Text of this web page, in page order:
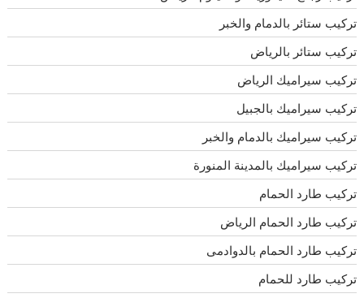
تركيب ستائر بالدمام والخبر
تركيب ستائر بالرياض
تركيب سيراميك الرياض
تركيب سيراميك بالجبيل
تركيب سيراميك بالدمام والخبر
تركيب سيراميك بالمدينة المنورة
تركيب طارد الحمام
تركيب طارد الحمام الرياض
تركيب طارد الحمام بالدوادمى
تركيب طارد للحمام